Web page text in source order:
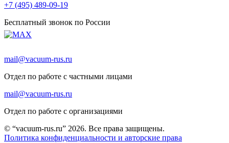
+7 (495) 489-09-19
Бесплатный звонок по России
mail@vacuum-rus.ru
Отдел по работе с частными лицами
mail@vacuum-rus.ru
Отдел по работе с организациями
© “vacuum-rus.ru” 2026. Все права защищены.
Политика конфиденциальности и авторские права